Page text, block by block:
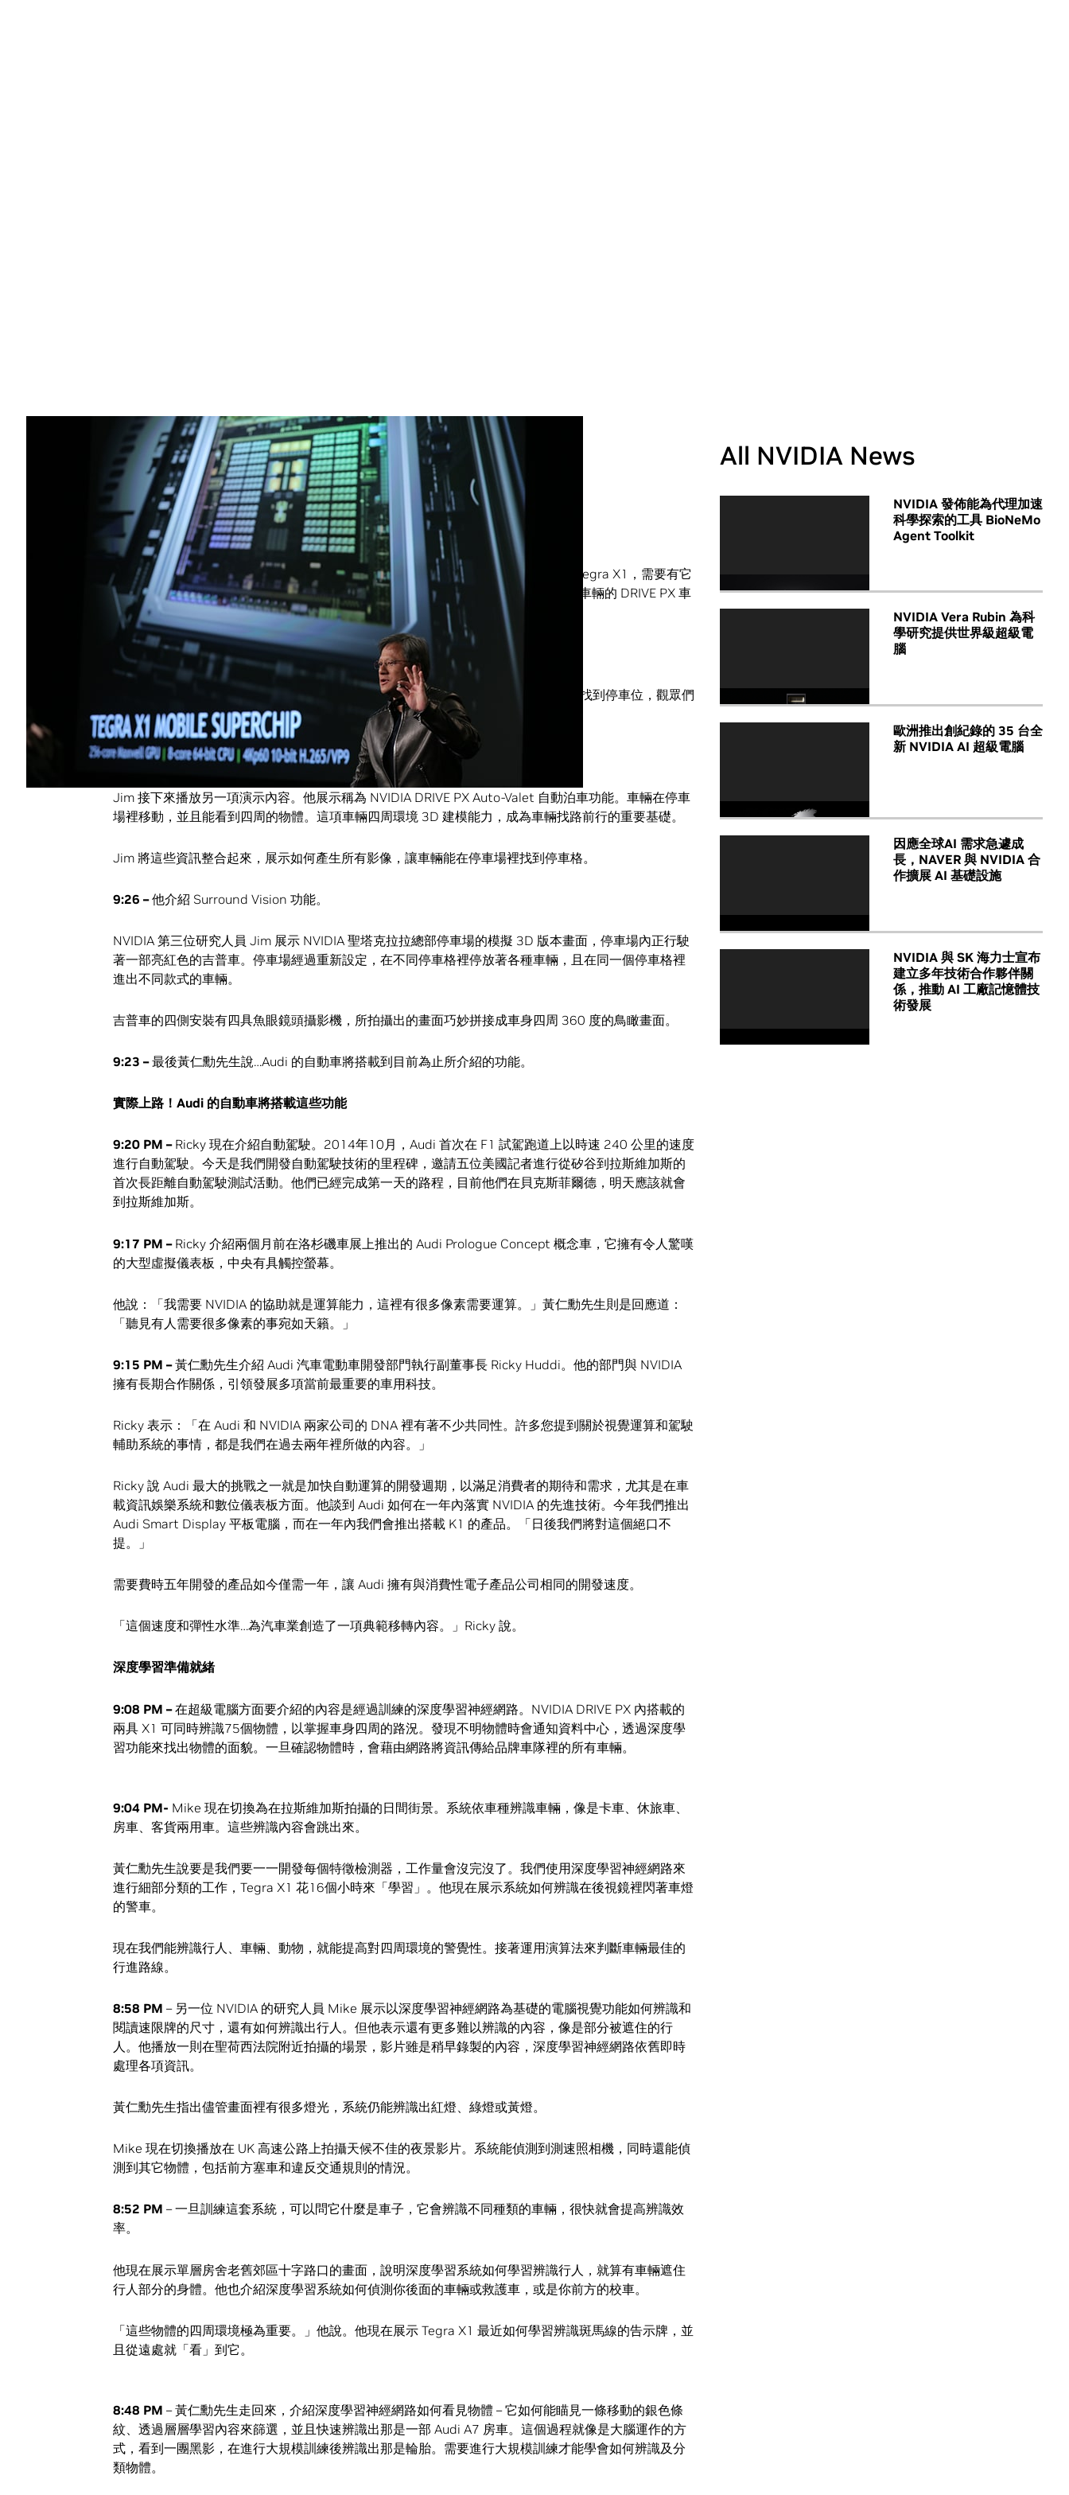
Surround Vision環繞立體視覺
9:37 PM –車子在停車場裡找到停車位後，黃仁勳先生說還能用手機叫車子開回來。
黃仁勳先生最後說我們今天宣布了三件事情：全球首款 1 teraflop 級行動超級晶片 Tegra X1，需要有它
才能打造第二件宣布的內容；開發數位儀表板技術的 DRIVE CX；還有打造自動駕駛車輛的 DRIVE PX 車
用電腦平台。
更多關於 NVIDIA 參加 CES 展的資訊，請見 nvidia.com/CES2015
在 Jim 進行總結時，他展示車輛如何自行在停車場裡以時速5英哩的速度找到停車位，觀眾們
發出驚嘆聲和掌聲。
9:31 PM – 這些視覺內容轉變成視訊輸入內容，DRIVE PX 用以辨識四周環境。
Jim 接下來播放另一項演示內容。他展示稱為 NVIDIA DRIVE PX Auto-Valet 自動泊車功能。車輛在停車
場裡移動，並且能看到四周的物體。這項車輛四周環境 3D 建模能力，成為車輛找路前行的重要基礎。
Jim 將這些資訊整合起來，展示如何產生所有影像，讓車輛能在停車場裡找到停車格。
9:26 –他介紹 Surround Vision 功能。
NVIDIA 第三位研究人員 Jim 展示 NVIDIA 聖塔克拉拉總部停車場的模擬 3D 版本畫面，停車場內正行駛
著一部亮紅色的吉普車。停車場經過重新設定，在不同停車格裡停放著各種車輛，且在同一個停車格裡
進出不同款式的車輛。
吉普車的四側安裝有四具魚眼鏡頭攝影機，所拍攝出的畫面巧妙拼接成車身四周 360 度的鳥瞰畫面。
9:23 –最後黃仁勳先生說…Audi 的自動車將搭載到目前為止所介紹的功能。
實際上路！ Audi 的自動車將搭載這些功能
9:20 PM –Ricky 現在介紹自動駕駛。2014年10月，Audi 首次在 F1 試駕跑道上以時速 240 公里的速度
進行自動駕駛。今天是我們開發自動駕駛技術的里程碑，邀請五位美國記者進行從矽谷到拉斯維加斯的
首次長距離自動駕駛測試活動。他們已經完成第一天的路程，目前他們在貝克斯菲爾德，明天應該就會
到拉斯維加斯。
9:17 PM – Ricky 介紹兩個月前在洛杉磯車展上推出的 Audi Prologue Concept 概念車，它擁有令人驚嘆
的大型虛擬儀表板，中央有具觸控螢幕。
他說：「我需要 NVIDIA 的協助就是運算能力，這裡有很多像素需要運算。」黃仁勳先生則是回應道：
「聽見有人需要很多像素的事宛如天籟。」
9:15 PM –黃仁勳先生介紹 Audi 汽車電動車開發部門執行副董事長 Ricky Huddi。他的部門與 NVIDIA
擁有長期合作關係，引領發展多項當前最重要的車用科技。
Ricky 表示：「在 Audi 和 NVIDIA 兩家公司的 DNA 裡有著不少共同性。許多您提到關於視覺運算和駕駛
輔助系統的事情，都是我們在過去兩年裡所做的內容。」
Ricky 說 Audi 最大的挑戰之一就是加快自動運算的開發週期，以滿足消費者的期待和需求，尤其是在車
載資訊娛樂系統和數位儀表板方面。他談到 Audi 如何在一年內落實 NVIDIA 的先進技術。今年我們推出
Audi Smart Display 平板電腦，而在一年內我們會推出搭載 K1 的產品。「日後我們將對這個絕口不
提。」
需要費時五年開發的產品如今僅需一年，讓 Audi 擁有與消費性電子產品公司相同的開發速度。
「這個速度和彈性水準…為汽車業創造了一項典範移轉內容。」Ricky 說。
深度學習準備就緒
9:08 PM –在超級電腦方面要介紹的內容是經過訓練的深度學習神經網路。NVIDIA DRIVE PX 內搭載的
兩具 X1 可同時辨識75個物體，以掌握車身四周的路況。發現不明物體時會通知資料中心，透過深度學
習功能來找出物體的面貌。一旦確認物體時，會藉由網路將資訊傳給品牌車隊裡的所有車輛。
9:04 PM- Mike 現在切換為在拉斯維加斯拍攝的日間街景。系統依車種辨識車輛，像是卡車、休旅車、
房車、客貨兩用車。這些辨識內容會跳出來。
黃仁勳先生說要是我們要一一開發每個特徵檢測器，工作量會沒完沒了。我們使用深度學習神經網路來
進行細部分類的工作，Tegra X1 花16個小時來「學習」。他現在展示系統如何辨識在後視鏡裡閃著車燈
的警車。
現在我們能辨識行人、車輛、動物，就能提高對四周環境的警覺性。接著運用演算法來判斷車輛最佳的
行進路線。
8:58 PM – 另一位 NVIDIA 的研究人員 Mike 展示以深度學習神經網路為基礎的電腦視覺功能如何辨識和
閱讀速限牌的尺寸，還有如何辨識出行人。但他表示還有更多難以辨識的內容，像是部分被遮住的行
人。他播放一則在聖荷西法院附近拍攝的場景，影片雖是稍早錄製的內容，深度學習神經網路依舊即時
處理各項資訊。
黃仁勳先生指出儘管畫面裡有很多燈光，系統仍能辨識出紅燈、綠燈或黃燈。
Mike 現在切換播放在 UK 高速公路上拍攝天候不佳的夜景影片。系統能偵測到測速照相機，同時還能偵
測到其它物體，包括前方塞車和違反交通規則的情況。
8:52 PM – 一旦訓練這套系統，可以問它什麼是車子，它會辨識不同種類的車輛，很快就會提高辨識效
率。
他現在展示單層房舍老舊郊區十字路口的畫面，說明深度學習系統如何學習辨識行人，就算有車輛遮住
行人部分的身體。他也介紹深度學習系統如何偵測你後面的車輛或救護車，或是你前方的校車。
「這些物體的四周環境極為重要。」他說。他現在展示 Tegra X1 最近如何學習辨識斑馬線的告示牌，並
且從遠處就「看」到它。
8:48 PM – 黃仁勳先生走回來，介紹深度學習神經網路如何看見物體 – 它如何能瞄見一條移動的銀色條
紋、透過層層學習內容來篩選，並且快速辨識出那是一部 Audi A7 房車。這個過程就像是大腦運作的方
式，看到一團黑影，在進行大規模訓練後辨識出那是輪胎。需要進行大規模訓練才能學會如何辨識及分
類物體。
All NVIDIA News
NVIDIA 發佈能為代理加速
科學探索的工具 BioNeMo
Agent Toolkit
NVIDIA Vera Rubin 為科
學研究提供世界級超級電
腦
歐洲推出創紀錄的 35 台全
新 NVIDIA AI 超級電腦
因應全球AI 需求急遽成
長，NAVER 與 NVIDIA 合
作擴展 AI 基礎設施
NVIDIA 與 SK 海力士宣布
建立多年技術合作夥伴關
係，推動 AI 工廠記憶體技
術發展